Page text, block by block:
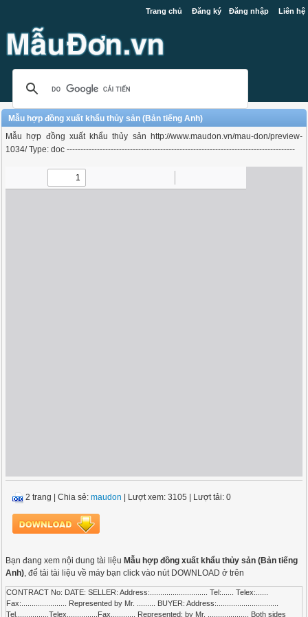
Trang chủ Đăng ký Đăng nhập Liên hệ
Mẫu hợp đồng xuất khẩu thủy sản (Bản tiếng Anh)
Mẫu hợp đồng xuất khẩu thủy sản http://www.maudon.vn/mau-don/preview-
1034/ Type: doc -----------------------------------------------------------------------------------
2 trang |Chia sẻ:maudon | Lượt xem: 3105 | Lượt tải: 0
Bạn đang xem nội dung tài liệu Mẫu hợp đồng xuất khẩu thủy sản (Bản tiếng
Anh), để tải tài liệu về máy bạn click vào nút DOWNLOAD ở trên
CONTRACT No: DATE: SELLER: Address:............................ Tel:...... Telex:......
Fax:...................... Represented by Mr. ......... BUYER: Address:..............................
Tel................Telex...............Fax............ Represented: by Mr. .................... Both sides